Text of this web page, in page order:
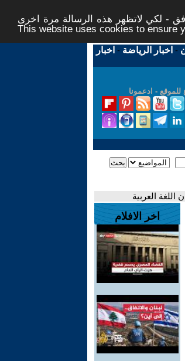
- لكي لاتظهر هذه الرسالة مرة اخرى -
This website uses cookies to ensure
- اخبار الرياضة - اخبار
للموقع - ادعمونا
اخر الافلام